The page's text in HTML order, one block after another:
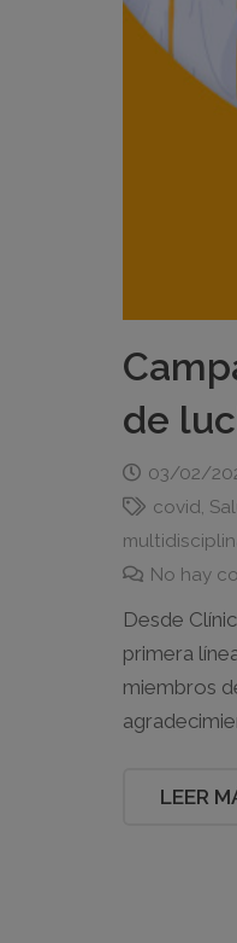
de
03/02/
covid,
No hay
Desde
primera
miembros
LEER